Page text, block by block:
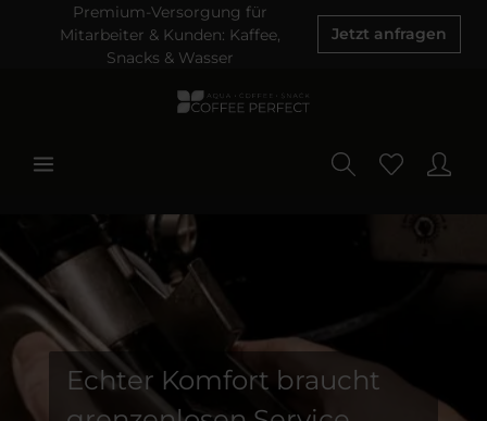
Premium-Versorgung für
Mitarbeiter & Kunden: Kaffee,
Snacks & Wasser
Jetzt anfragen
Echter Komfort braucht